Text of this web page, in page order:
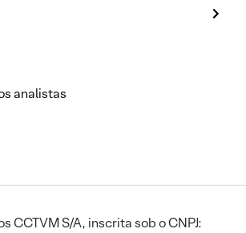
analistas
CCTVM S/A, inscrita sob o CNPJ: